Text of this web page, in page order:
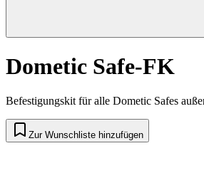
Dometic Safe-FK
Befestigungskit für alle Dometic Safes
Zur Wunschliste hinzufügen